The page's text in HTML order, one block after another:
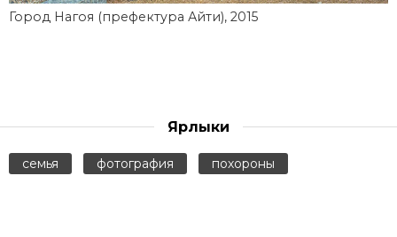
Город Нагоя (префектура Айти), 2015
Ярлыки
семья фотография похороны